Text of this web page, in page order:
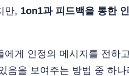
만, 1on1과 피드백을 통한
에게 인정의 메시지를 전하
음을 보여주는 방법 중 하